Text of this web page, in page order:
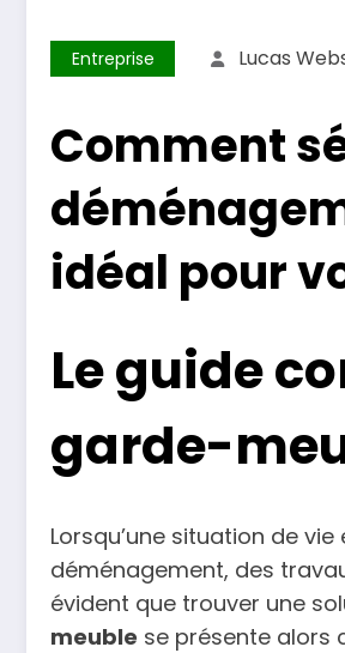
Entreprise Lucas
Comment
idéal pour
Le guide
garde-
Lorsqu’une situation de
déménagement, des
évident que trouver une
meuble se présente alors